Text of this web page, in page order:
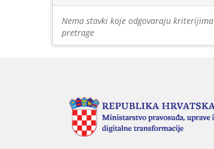
Nema stavki koje odgovaraju kriterijima
pretrage